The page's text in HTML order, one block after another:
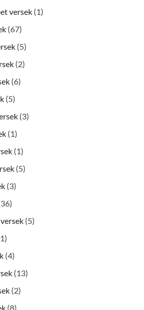
versek (1)
(67)
(5)
(2)
(6)
(5)
(3)
(1)
(1)
(5)
(3)
(5)
(4)
(13)
(2)
(8)